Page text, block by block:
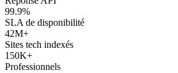
99.9%
SLA de disponibilité
42M+
Sites tech indexés
150K+
Professionnels